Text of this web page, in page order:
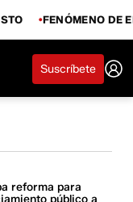
FENÓMENO DE
Suscríbete
reforma para
público a